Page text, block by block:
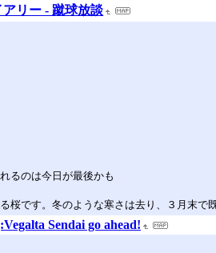
リー - 蹴球放談
るのは今日が最後かも
桜です。冬のような寒さは去り、３月末
Sendai go ahead!